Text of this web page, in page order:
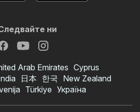
ни
Arab Emirates Cyprus
日本 한국 New Zealand
Türkiye Україна